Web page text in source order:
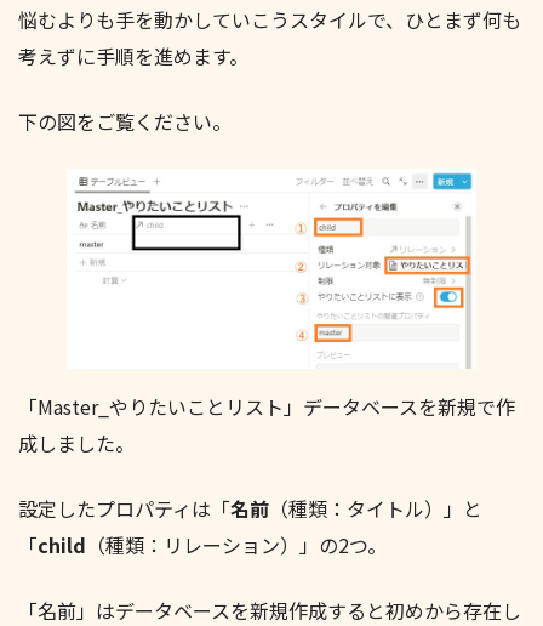
悩むよりも手を動かしていこうスタイルで、ひとまず何も
考えずに手順を進めます。
下の図をご覧ください。
「Master_やりたいことリスト」データベースを新規で作
成しました。
設定したプロパティは「名前 （種類：タイトル）」と
「child （種類：リレーション）」の2つ。
「名前」はデータベースを新規作成すると初めから存在し